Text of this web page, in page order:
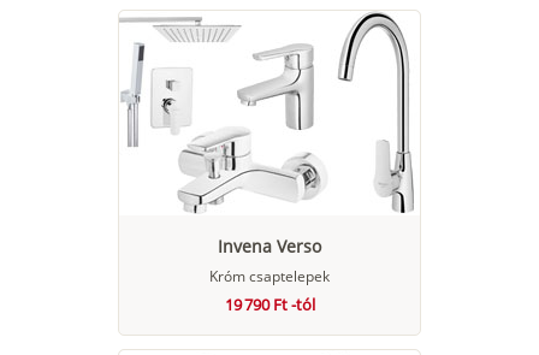
Invena Verso
Króm csaptelepek
19 790 Ft -tól